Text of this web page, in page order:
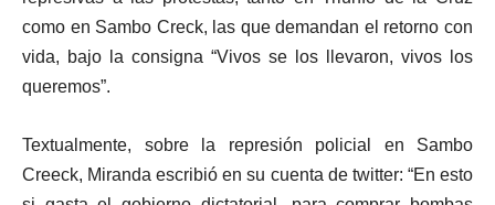
como en Sambo Creck, las que demandan el retorno con
vida, bajo la consigna “Vivos se los llevaron, vivos los
queremos”.
Textualmente, sobre la represión policial en Sambo
Creeck, Miranda escribió en su cuenta de twitter: “En esto